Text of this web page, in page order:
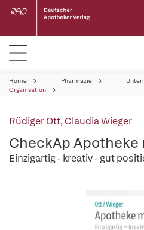
Home Pharmazie
Organisation
Rüdiger Ott,Claudia Wieger
CheckAp
Einzigartig - kreativ - gut